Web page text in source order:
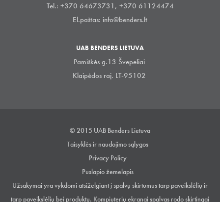
Tel.: +370 64673731, +370 61124474
El.paštas: info@benders.lt
UAB BENDERS LIETUVA
Pamiškės g.13 Švepeliai
Klaipėdos raj. LT-95102
© 2015 UAB Benders Lietuva
Taisyklės ir naudojimo sąlygos
Privacy Policy
Puslapio žemelapis
Užsakymai yra vykdomi atsiželgiant į spalvų skirtumus tarp paveikslėlių ir
tarp paveikslėlių bei produktų. Kompiuterių ekranai spalvas rodo skirtingai